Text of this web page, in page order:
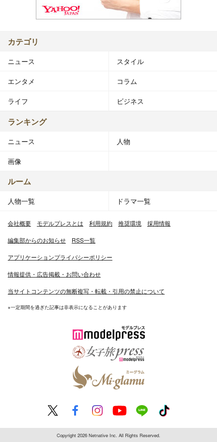
カテゴリ
ニュース スタイル
エンタメ コラム
ライフ ビジネス
ランキング
ニュース 人物
画像
ルーム
人物一覧 ドラマ一覧
会社概要 モデルプレスとは 利用規約 推奨環境 採用情報
編集部からのお知らせ RSS一覧
アプリケーションプライバシーポリシー
情報提供・広告掲載・お問い合わせ
当サイトコンテンツの無断複写・転載・引用の禁止について
※一定期間を過ぎた記事は非表示になることがあります
Copyright 2026 Netnative Inc. All Rights Reserved.